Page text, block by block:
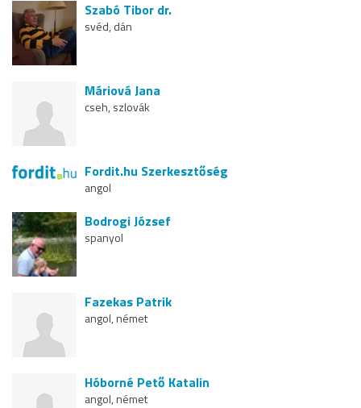
Szabó Tibor dr.
svéd, dán
Máriová Jana
cseh, szlovák
Fordit.hu Szerkesztőség
angol
Bodrogi József
spanyol
Fazekas Patrik
angol, német
Hóborné Pető Katalin
angol, német